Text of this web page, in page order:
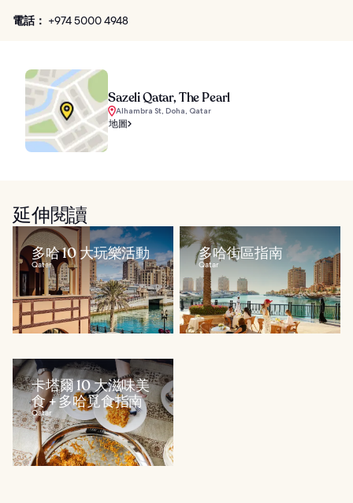
電話： +974 5000 4948
Sazeli Qatar, The Pearl
Alhambra St, Doha, Qatar
地圖
延伸閱讀
多哈 10 大玩樂活動
Qatar
多哈街區指南
Qatar
卡塔爾 10 大滋味美
食 + 多哈覓食指南
Qatar